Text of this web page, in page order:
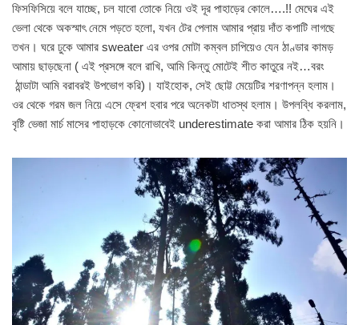
ফিসফিসিয়ে বলে যাচ্ছে, চল যাবো তোকে নিয়ে ওই দূর পাহাড়ের কোলে….!! মেঘের এই
ভেলা থেকে অকস্মাৎ নেমে পড়তে হলো, যখন টের পেলাম আমার প্রায় দাঁত কপাটি লাগছে
তখন। ঘরে ঢুকে আমার sweater এর ওপর মোটা কম্বল চাপিয়েও যেন ঠাণ্ডার কামড়
আমায় ছাড়ছেনা ( এই প্রসঙ্গে বলে রাখি, আমি কিন্তু মোটেই শীত কাতুরে নই…বরং
ঠান্ডাটা আমি বরাবরই উপভোগ করি)। যাইহোক, সেই ছোট্ট মেয়েটির শরণাপন্ন হলাম।
ওর থেকে গরম জল নিয়ে এসে ফ্রেশ হবার পরে অনেকটা ধাতস্থ হলাম। উপলব্ধি করলাম,
বৃষ্টি ভেজা মার্চ মাসের পাহাড়কে কোনোভাবেই underestimate করা আমার ঠিক হয়নি।